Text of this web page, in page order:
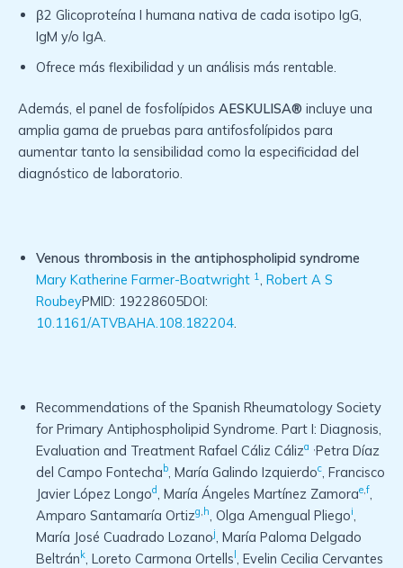
β2 Glicoproteína I humana nativa de cada isotipo IgG,
IgM y/o IgA.
Ofrece más flexibilidad y un análisis más rentable.
Además, el panel de fosfolípidos AESKULISA® incluye una
amplia gama de pruebas para antifosfolípidos para
aumentar tanto la sensibilidad como la especificidad del
diagnóstico de laboratorio.
Venous thrombosis in the antiphospholipid syndrome
Mary Katherine Farmer-Boatwright 1, Robert A S
RoubeyPMID: 19228605DOI:
10.1161/ATVBAHA.108.182204.
Recommendations of the Spanish Rheumatology Society
for Primary Antiphospholipid Syndrome. Part I: Diagnosis,
Evaluation and Treatment Rafael Cáliz Cáliza ,Petra Díaz
del Campo Fontecha b , María Galindo Izquierdoc , Francisco
Javier López Longod , María Ángeles Martínez Zamorae,f
Amparo Santamaría Ortizg, h , Olga Amengual Pliegoi
María José Cuadrado Lozanoj , María Paloma Delgado
Beltrán k , Loreto Carmona Ortells , Evelin Cecilia Cervantes